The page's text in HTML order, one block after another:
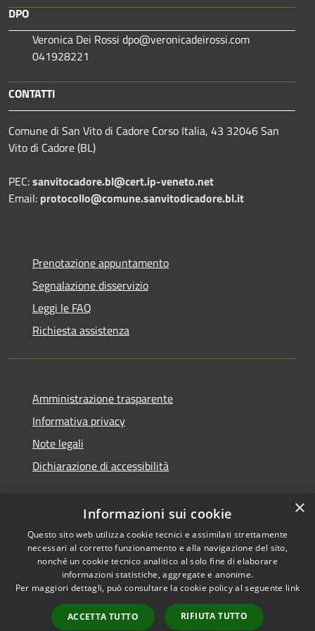
DPO
Veronica Dei Rossi dpo@veronicadeirossi.com
041928221
CONTATTI
Comune di San Vito di Cadore Corso Italia, 43 32046 San
Vito di Cadore (BL)
PEC:sanvitocadore.bl@cert.ip-veneto.net
Email: protocollo@comune.sanvitodicadore.bl.it
Prenotazione appuntamento
Segnalazione disservizio
Leggi le FAQ
Richiesta assistenza
Amministrazione trasparente
Informativa privacy
Note legali
Dichiarazione di accessibilità
RSS
Accessibilità
Copyright © 2026 • Comune di
byMunicipium
Accesso
×
Informazioni sui cookie
Questo sito web utilizza cookie tecnici e assimilati strettamente
necessari al corretto funzionamento e alla navigazione del sito,
nonché un cookie tecnico analitico al solo fine di elaborare
informazioni statistiche, aggregate e anonime.
Per maggiori dettagli, può consultare la cookie policy al seguente link
ACCETTA TUTTO RIFIUTA TUTTO